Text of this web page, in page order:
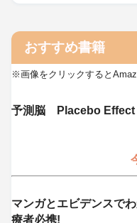
おすすめ書籍
※画像をクリックすると
予測脳 Placebo Effect
マンガとエビデンスで
療者必携!